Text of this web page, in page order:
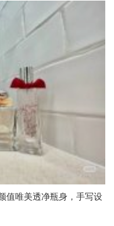
值唯美透净瓶身，手写设